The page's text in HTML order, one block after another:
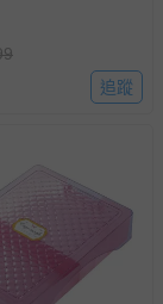
七天鑑賞期/猶
逾期（例如生鮮
等）。
使用，則酌收整
例如 DVD、CD
追蹤